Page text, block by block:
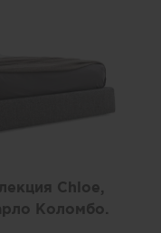
Chloe,
Коломбо.